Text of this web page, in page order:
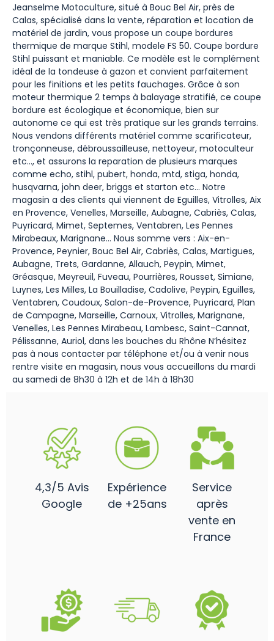
Jeanselme Motoculture, situé à Bouc Bel Air, près de
Calas, spécialisé dans la vente, réparation et location de
matériel de jardin, vous propose un coupe bordures
thermique de marque Stihl, modele FS 50. Coupe bordure
Stihl puissant et maniable. Ce modèle est le complément
idéal de la tondeuse à gazon et convient parfaitement
pour les finitions et les petits fauchages. Grâce à son
moteur thermique 2 temps à balayage stratifié, ce coupe
bordure est écologique et économique, bien sur
autonome ce qui est très pratique sur les grands terrains.
Nous vendons différents matériel comme scarificateur,
tronçonneuse, débroussailleuse, nettoyeur, motoculteur
etc…, et assurons la reparation de plusieurs marques
comme echo, stihl, pubert, honda, mtd, stiga, honda,
husqvarna, john deer, briggs et starton etc… Notre
magasin a des clients qui viennent de Eguilles, Vitrolles, Aix
en Provence, Venelles, Marseille, Aubagne, Cabriès, Calas,
Puyricard, Mimet, Septemes, Ventabren, Les Pennes
Mirabeaux, Marignane… Nous somme vers : Aix-en-
Provence, Peynier, Bouc Bel Air, Cabriès, Calas, Martigues,
Aubagne, Trets, Gardanne, Allauch, Peypin, Mimet,
Gréasque, Meyreuil, Fuveau, Pourrières, Rousset, Simiane,
Luynes, Les Milles, La Bouilladise, Cadolive, Peypin, Eguilles,
Ventabren, Coudoux, Salon-de-Provence, Puyricard, Plan
de Campagne, Marseille, Carnoux, Vitrolles, Marignane,
Venelles, Les Pennes Mirabeau, Lambesc, Saint-Cannat,
Pélissanne, Auriol, dans les bouches du Rhône N’hésitez
pas à nous contacter par téléphone et/ou à venir nous
rentre visite en magasin, nous vous accueillons du mardi
au samedi de 8h30 à 12h et de 14h à 18h30
4,3/5 Avis
Google
Expérience
de +25ans
Service
après
vente en
France